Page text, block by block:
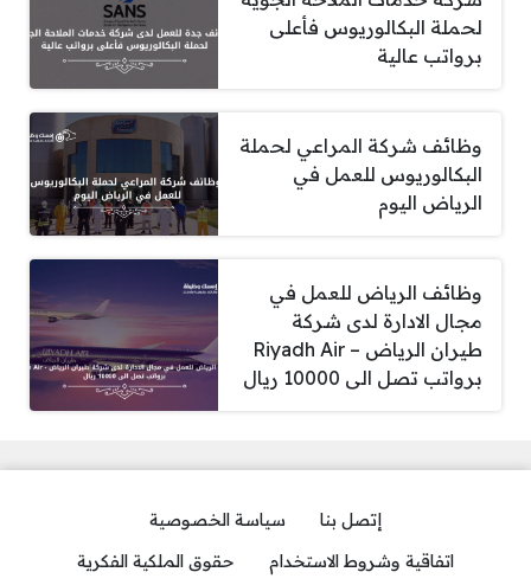
لحملة البكالوريوس فأعلى
برواتب عالية
وظائف شركة المراعي لحملة
البكالوريوس للعمل في
الرياض اليوم
وظائف الرياض للعمل في
مجال الادارة لدى شركة
طيران الرياض – Riyadh Air
برواتب تصل الى 10000 ريال
إتصل بنا
سياسة الخصوصية
اتفاقية وشروط الاستخدام
حقوق الملكية الفكرية